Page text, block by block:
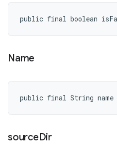
public final boolean
Name
public final String name
sourceDir